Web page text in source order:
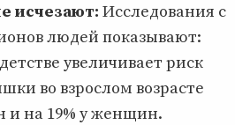
исчезают: Исследования с
людей показывают:
увеличивает риск
во взрослом возрасте
и на 19% у женщин.